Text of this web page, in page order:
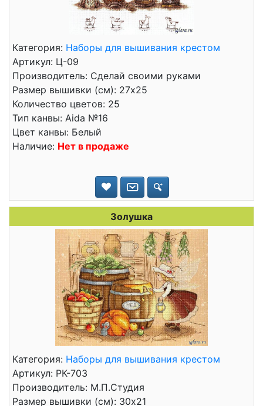
Категория: Наборы для вышивания крестом
Артикул: Ц-09
Производитель: Сделай своими руками
Размер вышивки (см): 27x25
Количество цветов: 25
Тип канвы: Aida №16
Цвет канвы: Белый
Наличие: Нет в продаже
Золушка
Категория: Наборы для вышивания крестом
Артикул: РК-703
Производитель: М.П.Студия
Размер вышивки (см): 30x21